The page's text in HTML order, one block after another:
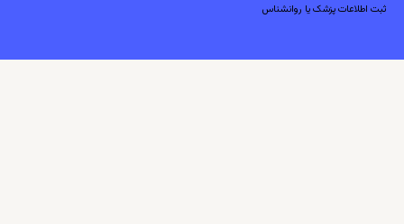
ثبت اطلاعات پزشک یا روانشناس